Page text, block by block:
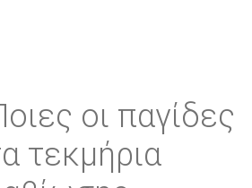
οι παγίδες
τεκμήρια